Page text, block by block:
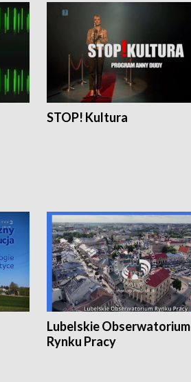
STOP! Kultura
Lubelskie Obserwatorium
Rynku Pracy